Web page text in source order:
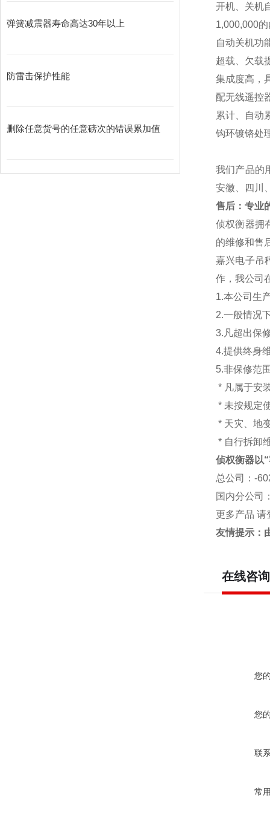
弹簧减震器寿命高达30年以上
防雷击保护性能
删除任意货号的任意磅次的错误累加值
开机、关机
1,000,000
自动关机功
超载、欠载
集成度高，
配无线遥控
累计、自动
钩环镀铬处
我们产品的
安徽、四川
售后：专业
侦权衡器拥
的维修和售
嘉兴电子吊
作，我公司
1.本公司生
2.一般情况
3.凡超出保
4.提供终身
5.非保修范
* 凡属于安
* 未按规定
* 天灾、地
* 自行拆卸
侦权衡器以
总公司
：-
国内分公司
更多产品 请
友情提示：
在线咨询
您
您
联
常